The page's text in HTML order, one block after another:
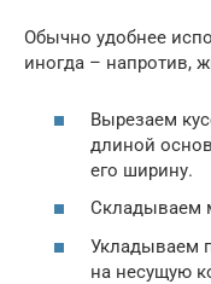
Обычно удобнее
иногда – напротив,
Вырезаем
длиной
его ширину.
Складываем
Укладываем
на несущую